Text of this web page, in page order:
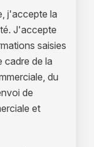
j'accepte la
J'accepte
saisies
cadre de la
du
de
et